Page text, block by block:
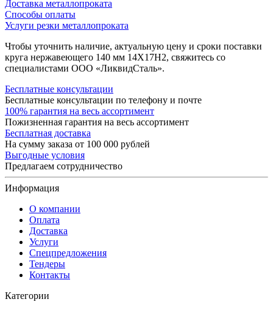
Доставка металлопроката
Способы оплаты
Услуги резки металлопроката
Чтобы уточнить наличие, актуальную цену и сроки поставки
круга нержавеющего 140 мм 14Х17Н2, свяжитесь со
специалистами ООО «ЛиквидСталь».
Бесплатные консультации
Бесплатные консультации по телефону и почте
100% гарантия на весь ассортимент
Пожизненная гарантия на весь ассортимент
Бесплатная доставка
На сумму заказа от 100 000 рублей
Выгодные условия
Предлагаем сотрудничество
Информация
О компании
Оплата
Доставка
Услуги
Спецпредложения
Тендеры
Контакты
Категории